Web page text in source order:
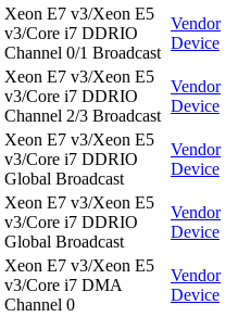
Xeon E7 v3/Xeon E5
v3/Core i7 DDRIO
Channel 0/1 Broadcast
Vendor
Device
Xeon E7 v3/Xeon E5
v3/Core i7 DDRIO
Channel 2/3 Broadcast
Vendor
Device
Xeon E7 v3/Xeon E5
v3/Core i7 DDRIO
Global Broadcast
Vendor
Device
Xeon E7 v3/Xeon E5
v3/Core i7 DDRIO
Global Broadcast
Vendor
Device
Xeon E7 v3/Xeon E5
v3/Core i7 DMA
Channel 0
Vendor
Device